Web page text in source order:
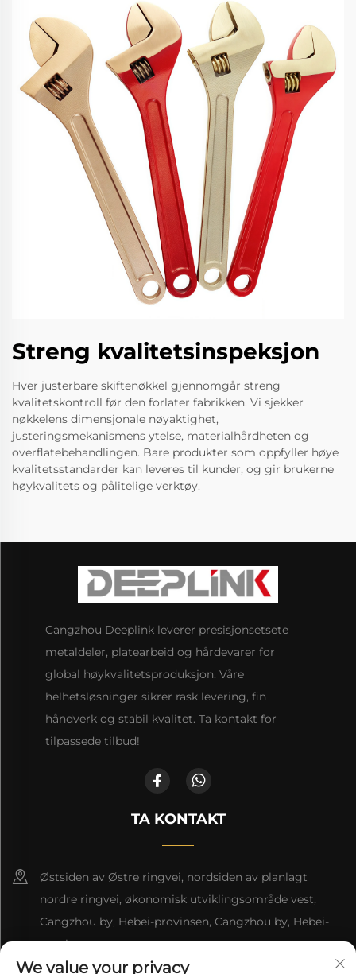
Streng kvalitetsinspeksjon
Hver justerbare skiftenøkkel gjennomgår streng
kvalitetskontroll før den forlater fabrikken. Vi sjekker
nøkkelens dimensjonale nøyaktighet,
justeringsmekanismens ytelse, materialhårdheten og
overflatebehandlingen. Bare produkter som oppfyller høye
kvalitetsstandarder kan leveres til kunder, og gir brukerne
høykvalitets og pålitelige verktøy.
Cangzhou Deeplink leverer presisjonsetsete
metaldeler, platearbeid og hårdevarer for
global høykvalitetsproduksjon. Våre
helhetsløsninger sikrer rask levering, fin
håndverk og stabil kvalitet. Ta kontakt for
tilpassede tilbud!
TA KONTAKT
Østsiden av Østre ringvei, nordsiden av planlagt
nordre ringvei, økonomisk utviklingsområde vest,
Cangzhou by, Hebei-provinsen, Cangzhou by, Hebei-
provinsen
We value your privacy